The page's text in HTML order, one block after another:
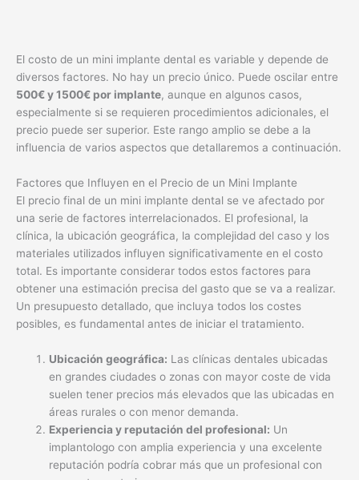
El costo de un mini implante dental es variable y depende de
diversos factores. No hay un precio único. Puede oscilar entre
500€ y 1500€ por implante, aunque en algunos casos,
especialmente si se requieren procedimientos adicionales, el
precio puede ser superior. Este rango amplio se debe a la
influencia de varios aspectos que detallaremos a continuación.
Factores que Influyen en el Precio de un Mini Implante
El precio final de un mini implante dental se ve afectado por
una serie de factores interrelacionados. El profesional, la
clínica, la ubicación geográfica, la complejidad del caso y los
materiales utilizados influyen significativamente en el costo
total. Es importante considerar todos estos factores para
obtener una estimación precisa del gasto que se va a realizar.
Un presupuesto detallado, que incluya todos los costes
posibles, es fundamental antes de iniciar el tratamiento.
Ubicación geográfica: Las clínicas dentales ubicadas
en grandes ciudades o zonas con mayor coste de vida
suelen tener precios más elevados que las ubicadas en
áreas rurales o con menor demanda.
Experiencia y reputación del profesional: Un
implantologo con amplia experiencia y una excelente
reputación podría cobrar más que un profesional con